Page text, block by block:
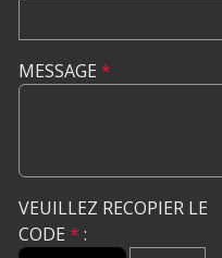
MESSAGE *
VEUILLEZ RECOPIER LE
CODE * :